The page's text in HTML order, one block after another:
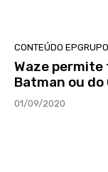
CONTEÚDO EPGRUPO
Waze permite
Batman ou
01/09/2020